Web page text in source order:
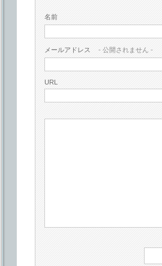
名前
メールアドレス - 公開されません -
URL